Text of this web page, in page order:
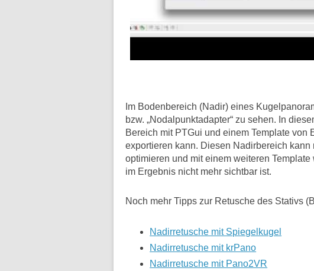
Im Bodenbereich (Nadir) eines
bzw. „Nodalpunktadapter“ zu sehen. In
Bereich mit PTGui und einem Template von
exportieren kann. Diesen Nadirbereich
optimieren und mit einem weiteren
im Ergebnis nicht mehr sichtbar ist.
Noch mehr Tipps zur Retusche des Stativs
Nadirretusche mit Spiegelkugel
Nadirretusche mit krPano
Nadirretusche mit Pano2VR